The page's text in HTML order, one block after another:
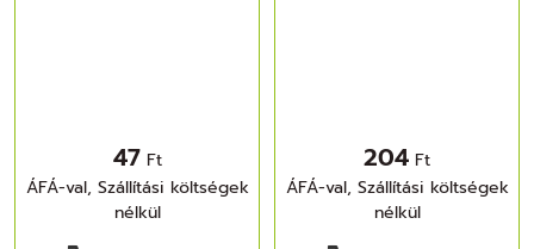
47 Ft
ÁFÁ-val, Szállítási költségek
nélkül
204 Ft
ÁFÁ-val, Szállítási költségek
nélkül